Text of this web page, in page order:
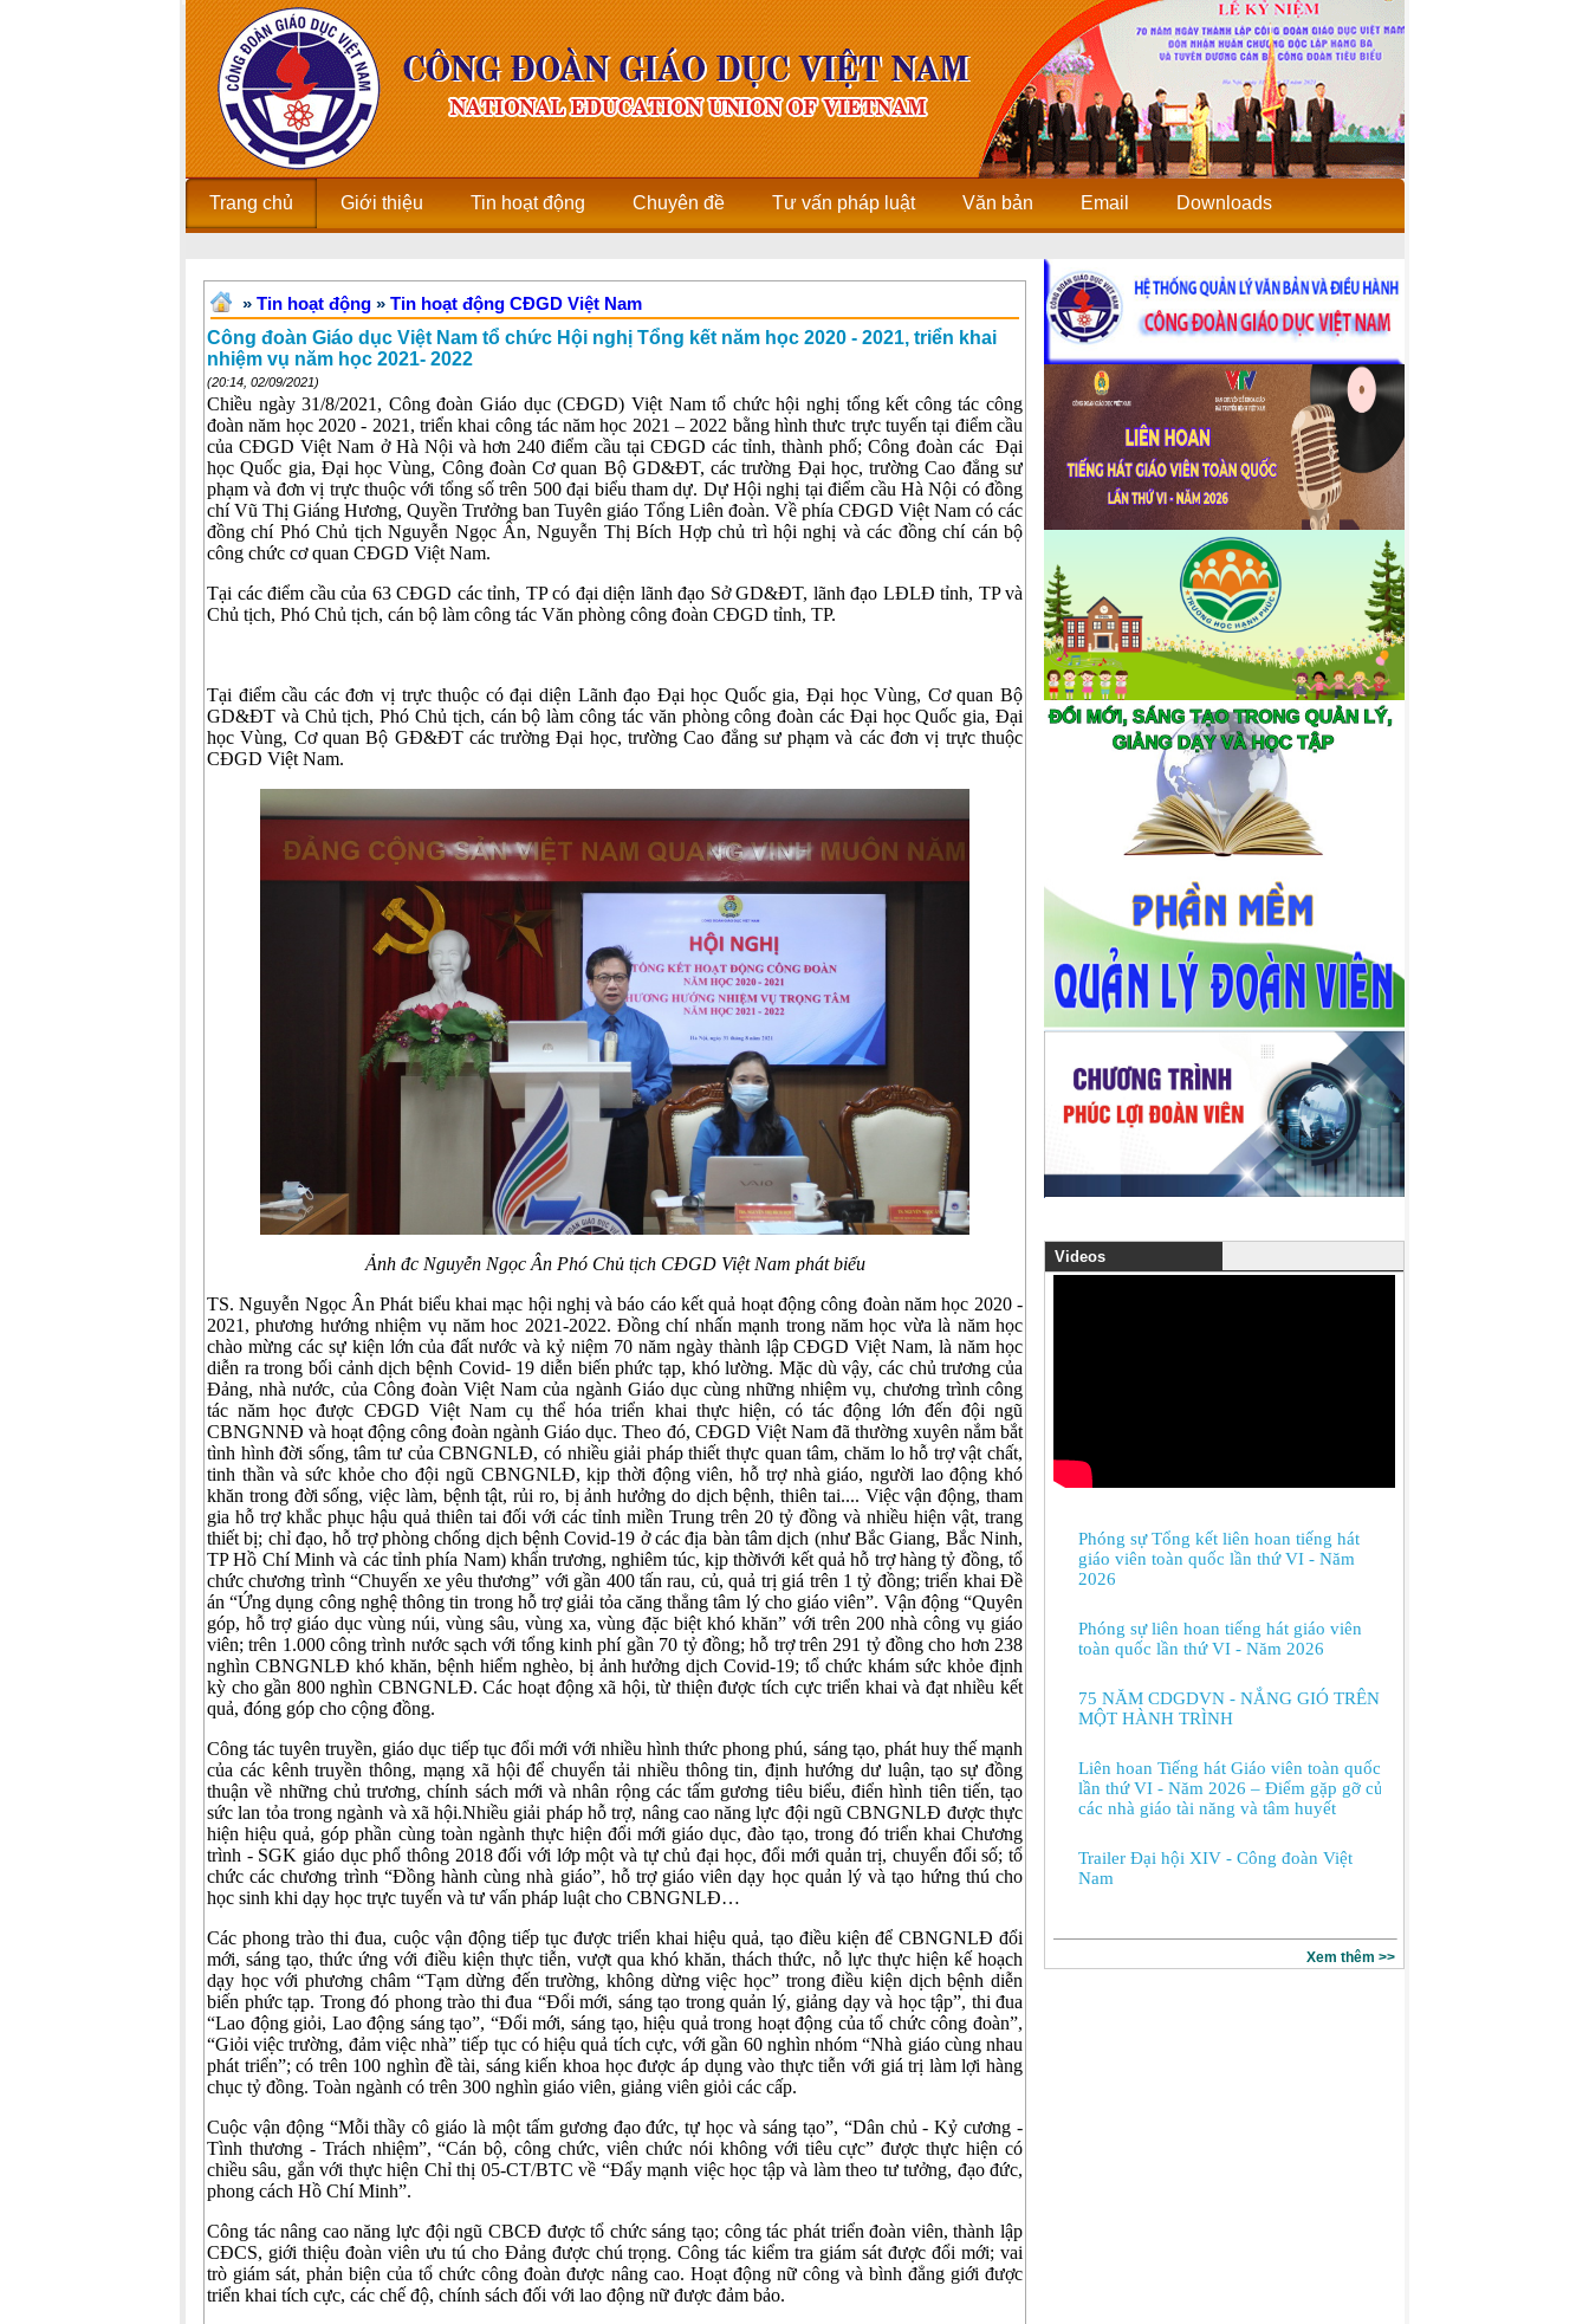
Trang chủ Giới thiệu Tin hoạt động Chuyên đề Tư vấn pháp luật Văn bản Email Downloads
» Tin hoạt động » Tin hoạt động CĐGD Việt Nam
Công đoàn Giáo dục Việt Nam tổ chức Hội nghị Tổng kết năm học 2020 - 2021, triển khai
nhiệm vụ năm học 2021- 2022
(20:14, 02/09/2021)
Chiều ngày 31/8/2021, Công đoàn Giáo dục (CĐGD) Việt Nam tổ chức hội nghị tổng kết công tác công
đoàn năm học 2020 - 2021, triển khai công tác năm học 2021 – 2022 bằng hình thưc trực tuyến tại điểm cầu
của CĐGD Việt Nam ở Hà Nội và hơn 240 điểm cầu tại CĐGD các tỉnh, thành phố; Công đoàn các Đại
học Quốc gia, Đại học Vùng, Công đoàn Cơ quan Bộ GD&ĐT, các trường Đại học, trường Cao đẳng sư
phạm và đơn vị trực thuộc với tổng số trên 500 đại biểu tham dự. Dự Hội nghị tại điểm cầu Hà Nội có đồng
chí Vũ Thị Giáng Hương, Quyền Trưởng ban Tuyên giáo Tổng Liên đoàn. Về phía CĐGD Việt Nam có các
đồng chí Phó Chủ tịch Nguyễn Ngọc Ân, Nguyễn Thị Bích Hợp chủ trì hội nghị và các đồng chí cán bộ
công chức cơ quan CĐGD Việt Nam.
Tại các điểm cầu của 63 CĐGD các tỉnh, TP có đại diện lãnh đạo Sở GD&ĐT, lãnh đạo LĐLĐ tỉnh, TP và
Chủ tịch, Phó Chủ tịch, cán bộ làm công tác Văn phòng công đoàn CĐGD tỉnh, TP.
Tại điểm cầu các đơn vị trực thuộc có đại diện Lãnh đạo Đại học Quốc gia, Đại học Vùng, Cơ quan Bộ
GD&ĐT và Chủ tịch, Phó Chủ tịch, cán bộ làm công tác văn phòng công đoàn các Đại học Quốc gia, Đại
học Vùng, Cơ quan Bộ GĐ&ĐT các trường Đại học, trường Cao đẳng sư phạm và các đơn vị trực thuộc
CĐGD Việt Nam.
Ảnh đc Nguyễn Ngọc Ân Phó Chủ tịch CĐGD Việt Nam phát biểu
TS. Nguyễn Ngọc Ân Phát biểu khai mạc hội nghị và báo cáo kết quả hoạt động công đoàn năm học 2020 -
2021, phương hướng nhiệm vụ năm hoc 2021-2022. Đồng chí nhấn mạnh trong năm học vừa là năm học
chào mừng các sự kiện lớn của đất nước và kỷ niệm 70 năm ngày thành lập CĐGD Việt Nam, là năm học
diễn ra trong bối cảnh dịch bệnh Covid- 19 diễn biến phức tạp, khó lường. Mặc dù vậy, các chủ trương của
Đảng, nhà nước, của Công đoàn Việt Nam của ngành Giáo dục cùng những nhiệm vụ, chương trình công
tác năm học được CĐGD Việt Nam cụ thể hóa triển khai thực hiện, có tác động lớn đến đội ngũ
CBNGNNĐ và hoạt động công đoàn ngành Giáo dục. Theo đó, CĐGD Việt Nam đã thường xuyên nắm bắt
tình hình đời sống, tâm tư của CBNGNLĐ, có nhiều giải pháp thiết thực quan tâm, chăm lo hỗ trợ vật chất,
tinh thần và sức khỏe cho đội ngũ CBNGNLĐ, kịp thời động viên, hỗ trợ nhà giáo, người lao động khó
khăn trong đời sống, việc làm, bệnh tật, rủi ro, bị ảnh hưởng do dịch bệnh, thiên tai.... Việc vận động, tham
gia hỗ trợ khắc phục hậu quả thiên tai đối với các tỉnh miền Trung trên 20 tỷ đồng và nhiều hiện vật, trang
thiết bị; chỉ đạo, hỗ trợ phòng chống dịch bệnh Covid-19 ở các địa bàn tâm dịch (như Bắc Giang, Bắc Ninh,
TP Hồ Chí Minh và các tỉnh phía Nam) khẩn trương, nghiêm túc, kịp thờivới kết quả hỗ trợ hàng tỷ đồng, tổ
chức chương trình “Chuyến xe yêu thương” với gần 400 tấn rau, củ, quả trị giá trên 1 tỷ đồng; triển khai Đề
án “Ứng dụng công nghệ thông tin trong hỗ trợ giải tỏa căng thẳng tâm lý cho giáo viên”. Vận động “Quyên
góp, hỗ trợ giáo dục vùng núi, vùng sâu, vùng xa, vùng đặc biệt khó khăn” với trên 200 nhà công vụ giáo
viên; trên 1.000 công trình nước sạch với tổng kinh phí gần 70 tỷ đồng; hỗ trợ trên 291 tỷ đồng cho hơn 238
nghìn CBNGNLĐ khó khăn, bệnh hiểm nghèo, bị ảnh hưởng dịch Covid-19; tổ chức khám sức khỏe định
kỳ cho gần 800 nghìn CBNGNLĐ. Các hoạt động xã hội, từ thiện được tích cực triển khai và đạt nhiều kết
quả, đóng góp cho cộng đồng.
Công tác tuyên truyền, giáo dục tiếp tục đổi mới với nhiều hình thức phong phú, sáng tạo, phát huy thế mạnh
của các kênh truyền thông, mạng xã hội để chuyển tải nhiều thông tin, định hướng dư luận, tạo sự đồng
thuận về những chủ trương, chính sách mới và nhân rộng các tấm gương tiêu biểu, điển hình tiên tiến, tạo
sức lan tỏa trong ngành và xã hội.Nhiều giải pháp hỗ trợ, nâng cao năng lực đội ngũ CBNGNLĐ được thực
hiện hiệu quả, góp phần cùng toàn ngành thực hiện đổi mới giáo dục, đào tạo, trong đó triển khai Chương
trình - SGK giáo dục phổ thông 2018 đối với lớp một và tự chủ đại học, đổi mới quản trị, chuyển đổi số; tổ
chức các chương trình “Đồng hành cùng nhà giáo”, hỗ trợ giáo viên dạy học quản lý và tạo hứng thú cho
học sinh khi dạy học trực tuyến và tư vấn pháp luật cho CBNGNLĐ…
Các phong trào thi đua, cuộc vận động tiếp tục được triển khai hiệu quả, tạo điều kiện để CBNGNLĐ đổi
mới, sáng tạo, thức ứng với điều kiện thực tiễn, vượt qua khó khăn, thách thức, nỗ lực thực hiện kế hoạch
dạy học với phương châm “Tạm dừng đến trường, không dừng việc học” trong điều kiện dịch bệnh diễn
biến phức tạp. Trong đó phong trào thi đua “Đổi mới, sáng tạo trong quản lý, giảng dạy và học tập”, thi đua
“Lao động giỏi, Lao động sáng tạo”, “Đổi mới, sáng tạo, hiệu quả trong hoạt động của tổ chức công đoàn”,
“Giỏi việc trường, đảm việc nhà” tiếp tục có hiệu quả tích cực, với gần 60 nghìn nhóm “Nhà giáo cùng nhau
phát triển”; có trên 100 nghìn đề tài, sáng kiến khoa học được áp dụng vào thực tiễn với giá trị làm lợi hàng
chục tỷ đồng. Toàn ngành có trên 300 nghìn giáo viên, giảng viên giỏi các cấp.
Cuộc vận động “Mỗi thầy cô giáo là một tấm gương đạo đức, tự học và sáng tạo”, “Dân chủ - Kỷ cương -
Tình thương - Trách nhiệm”, “Cán bộ, công chức, viên chức nói không với tiêu cực” được thực hiện có
chiều sâu, gắn với thực hiện Chỉ thị 05-CT/BTC về “Đẩy mạnh việc học tập và làm theo tư tưởng, đạo đức,
phong cách Hồ Chí Minh”.
Công tác nâng cao năng lực đội ngũ CBCĐ được tổ chức sáng tạo; công tác phát triển đoàn viên, thành lập
CĐCS, giới thiệu đoàn viên ưu tú cho Đảng được chú trọng. Công tác kiểm tra giám sát được đổi mới; vai
trò giám sát, phản biện của tổ chức công đoàn được nâng cao. Hoạt động nữ công và bình đẳng giới được
triển khai tích cực, các chế độ, chính sách đối với lao động nữ được đảm bảo.
Videos
Phóng sự Tổng kết liên hoan tiếng hát
giáo viên toàn quốc lần thứ VI - Năm
2026
Phóng sự liên hoan tiếng hát giáo viên
toàn quốc lần thứ VI - Năm 2026
75 NĂM CDGDVN - NẮNG GIÓ TRÊN
MỘT HÀNH TRÌNH
Liên hoan Tiếng hát Giáo viên toàn quốc
lần thứ VI - Năm 2026 – Điểm gặp gỡ của
các nhà giáo tài năng và tâm huyết
Trailer Đại hội XIV - Công đoàn Việt
Nam
Xem thêm >>